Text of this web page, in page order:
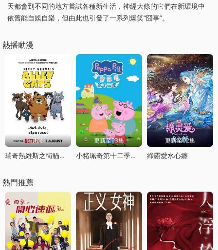
天都會到不同的地方嘗試各種新生活，神經大條的它們在新環境中
依舊能自娛自樂，但由此也引發了一系列爆笑“囧事”。
熱播動漫
完结
瑞奇熱維斯之街貓一族
更新至03集
小豬珮奇第十二季國語
更新至02集
締霛愛水心纏
熱門推薦